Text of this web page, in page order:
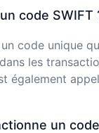
code SWIFT
code unique
les
également
un